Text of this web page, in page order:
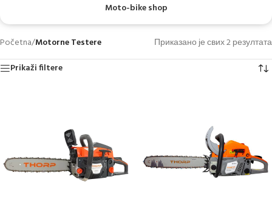
Moto-bike shop
Početna/Motorne Testere
Приказано је свих 2 резултата
Prikaži filtere